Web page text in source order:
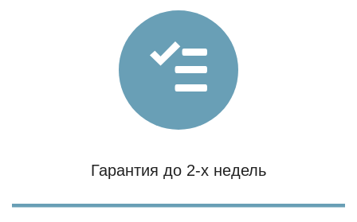
Гарантия до 2-х недель